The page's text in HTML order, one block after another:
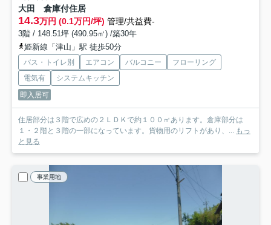
大田 倉庫付住居
14.3万円 (0.1万円/坪) 管理/共益費-
3階 / 148.51坪 (490.95㎡) /築30年
姫新線「津山」駅 徒歩50分
バス・トイレ別 エアコン バルコニー
フローリング
電気有
システムキッチン
即入居可
住居部分は３階で広めの２ＬＤＫで約１００㎡あります。倉庫部分は
１・２階と３階の一部になっています。貨物用のリフトがあり、...
もっ
と見る
事業用地